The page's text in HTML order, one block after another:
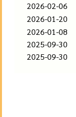
2026-02-06
2026-01-20
2026-01-08
2025-09-30
2025-09-30